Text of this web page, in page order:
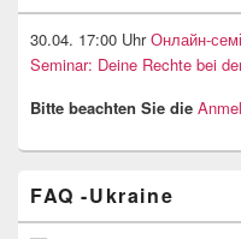
30.04. 17:00 UhrОнлайн-
Seminar: Deine Rechte bei
Bitte beachten Sie die
FAQ -Ukraine